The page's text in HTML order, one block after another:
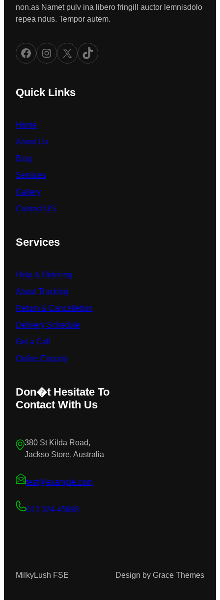
non.as Namet pulv ina libero fringill auctor lemnisdolo
repea ndus. Tempor autem.
Facebook Instagram X TikTok
Quick Links
Home
About Us
Blog
Services
Gallery
Contact US
Services
Help & Ordering
About Tracking
Return & Cancelletion
Delivery Schedule
Get a Call
Online Enquiry
Don�t Hesitate To
Contact With Us
380 St Kilda Road,
Jackso Store, Australia
test@example.com
012 324 45698
MilkyLush FSE Design by Grace Themes